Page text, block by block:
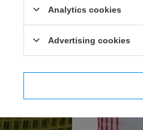
Analytics cookies
Advertising cookies